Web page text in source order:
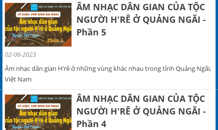
ÂM NHẠC DÂN GIAN CỦA TỘC
NGƯỜI H'RÊ Ở QUẢNG NGÃI -
Phần 5
02-06-2023
Âm nhạc dân gian H’rê ở những vùng khác nhau trong tỉnh Quảng Ngãi,
Việt Nam
ÂM NHẠC DÂN GIAN CỦA TỘC
NGƯỜI H'RÊ Ở QUẢNG NGÃI -
Phần 4